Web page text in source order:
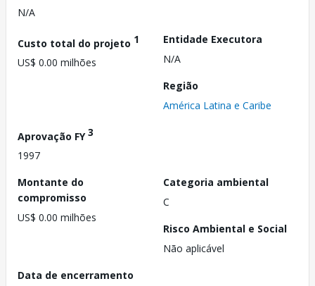
N/A
Custo total do projeto 1
US$ 0.00 milhões
Entidade Executora
N/A
Região
América Latina e Caribe
Aprovação FY3
1997
Montante do
compromisso
US$ 0.00 milhões
Categoria ambiental
C
Risco Ambiental e Social
Não aplicável
Data de encerramento